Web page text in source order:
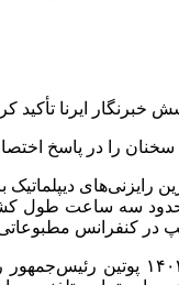
ایرنا تأکید
اختصاصی به خبرنگار ایرنا
رایزنی‌های
حدود سه ساعت
در کنفرانس
پیش از این دوشنبه ۳